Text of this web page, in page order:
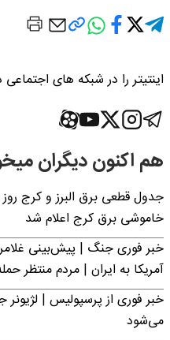
اینتیتر را در شبکه های اجتماعی
هم اکنون دیگران
خاموشی برق کرج اعلام شد
خبر فوری جنگ | پیش‌بینی
آمریکا به ایران | مردم منتظر
خبر فوری از پرسپولیس |
می‌شود